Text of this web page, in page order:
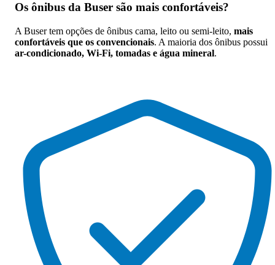
Os ônibus da Buser são mais confortáveis?
A Buser tem opções de ônibus cama, leito ou semi-leito, mais
confortáveis que os convencionais. A maioria dos ônibus possui
ar-condicionado, Wi-Fi, tomadas e água mineral.